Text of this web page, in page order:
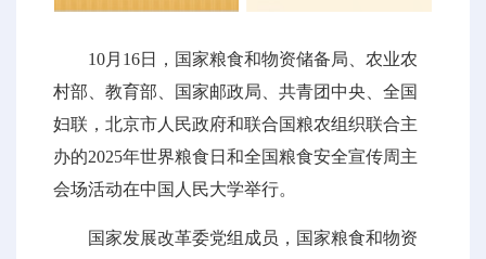
10月16日，国家粮食和物资储备局、农业农
村部、教育部、国家邮政局、共青团中央、全国
妇联，北京市人民政府和联合国粮农组织联合主
办的2025年世界粮食日和全国粮食安全宣传周主
会场活动在中国人民大学举行。
国家发展改革委党组成员，国家粮食和物资